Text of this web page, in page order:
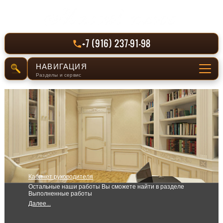
+7 (916) 237-91-98
НАВИГАЦИЯ
Разделы и сервис
СЕРВИС
Отправить заявку
РАЗДЕЛЫ САЙТА
Главная
Производство
Выполненные работы
Кабинет руководителя
Остальные наши работы Вы сможете найти в разделе
Выполненные работы
Далее...